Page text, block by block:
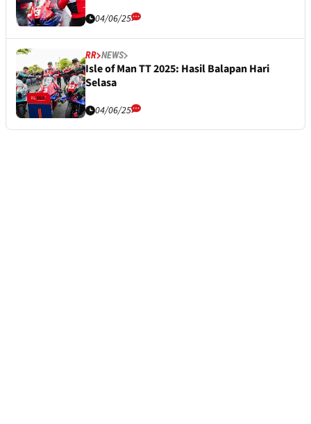
04/06/25
RR NEWS
Isle of Man TT 2025: Hasil Balapan Hari
Selasa
04/06/25